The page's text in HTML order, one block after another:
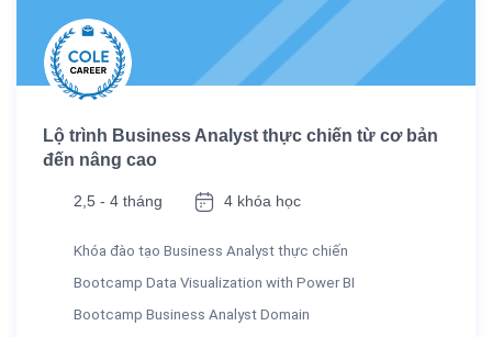
Lộ trình Business Analyst thực chiến từ cơ bản
đến nâng cao
2,5 - 4 tháng 4 khóa học
Khóa đào tạo Business Analyst thực chiến
Bootcamp Data Visualization with Power BI
Bootcamp Business Analyst Domain